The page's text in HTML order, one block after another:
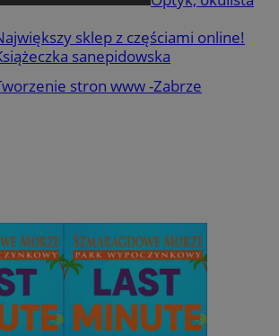
sklep z częściami online!
sanepidowska
stron www -Zabrze